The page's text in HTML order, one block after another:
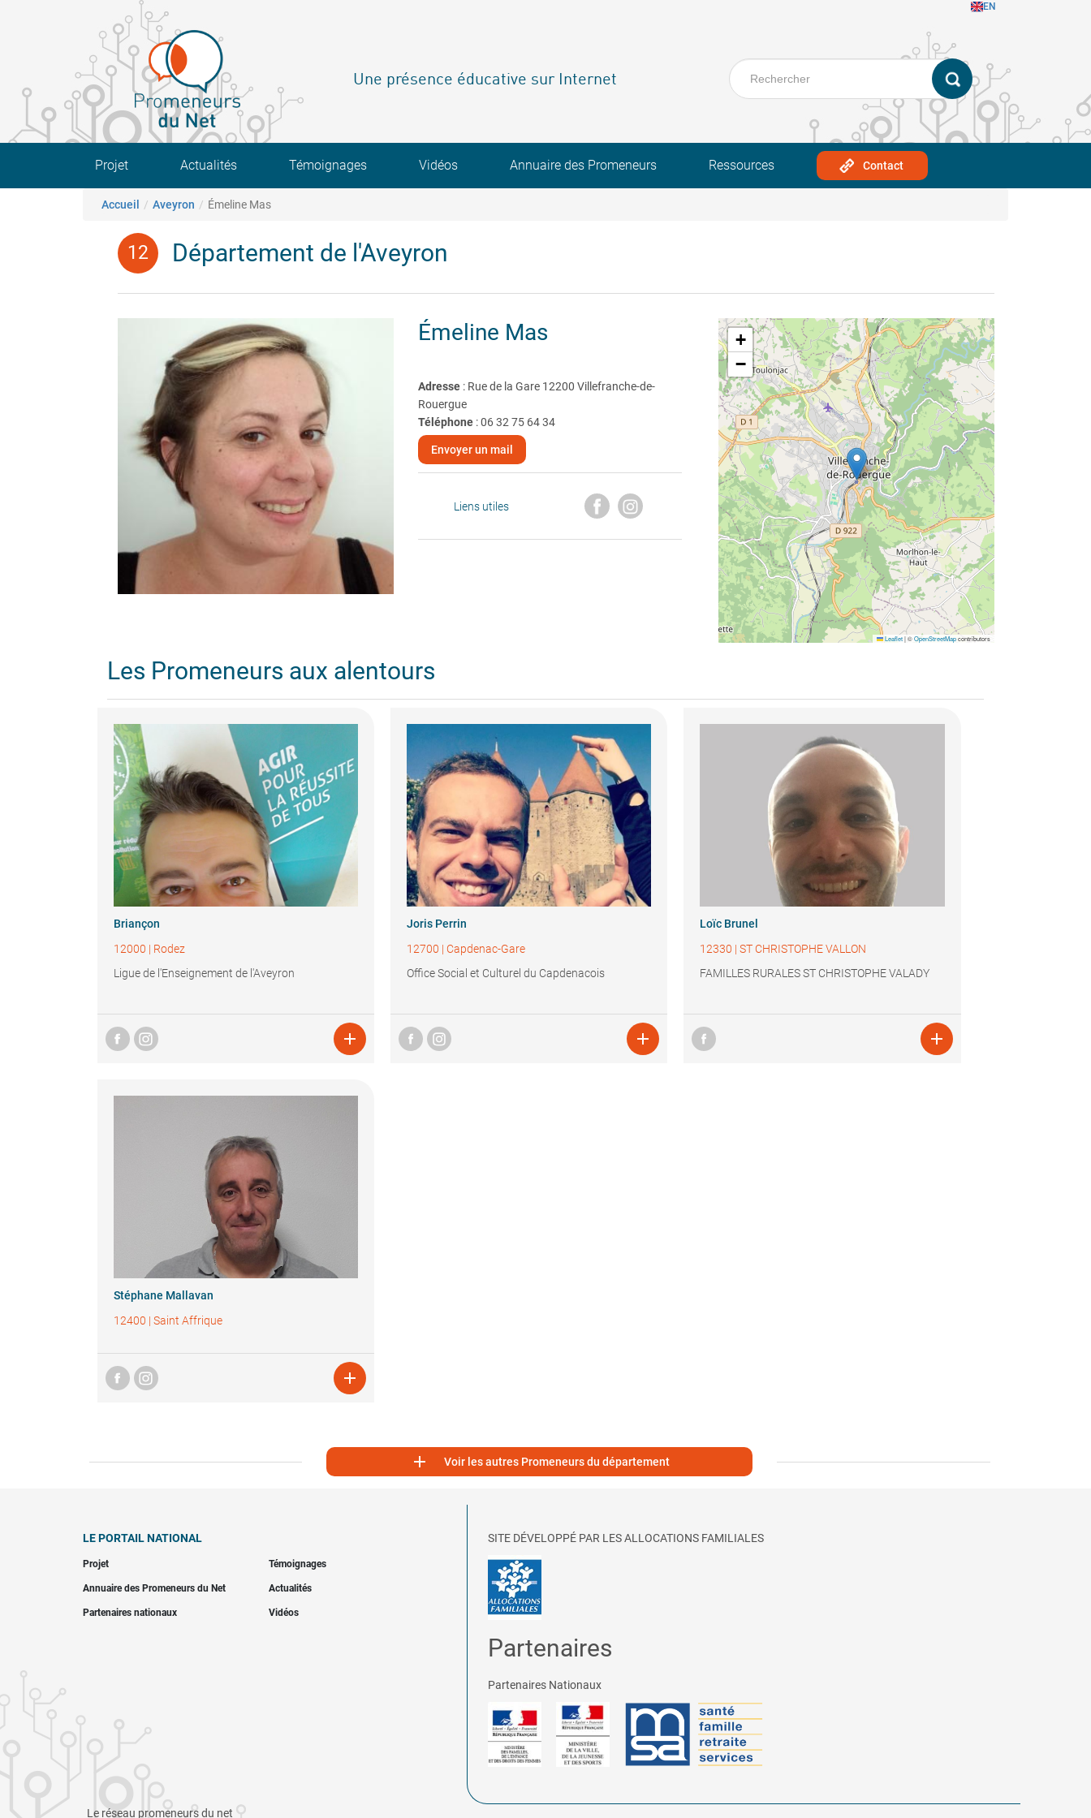
EN
Une présence éducative sur Internet
Main navigation
Projet Actualités Témoignages Vidéos Annuaire des Promeneurs Ressources Contact
Fil d'Ariane
Accueil Aveyron Émeline Mas
Département de l'Aveyron
Émeline Mas
Adresse : Rue de la Gare 12200 Villefranche-de-
Rouergue
Téléphone:06 32 75 64 34
Envoyer un mail
Liens utiles
+
−
Leaflet |©OpenStreetMapcontributors
Les Promeneurs aux alentours
Briançon
12000 | Rodez
Ligue de l'Enseignement de l'Aveyron

Joris Perrin
12700 | Capdenac-Gare
Office Social et Culturel du Capdenacois

Loïc Brunel
12330 |ST CHRISTOPHE VALLON
FAMILLES RURALES ST CHRISTOPHE VALADY

Stéphane Mallavan
12400 | Saint Affrique

 Voir les autres Promeneurs du département
LE PORTAIL NATIONAL
Projet Témoignages
Annuaire des Promeneurs du Net Actualités
Partenaires nationaux Vidéos
SITE DÉVELOPPÉ PAR LES ALLOCATIONS FAMILIALES
Partenaires
Partenaires Nationaux
Le réseau promeneurs du net